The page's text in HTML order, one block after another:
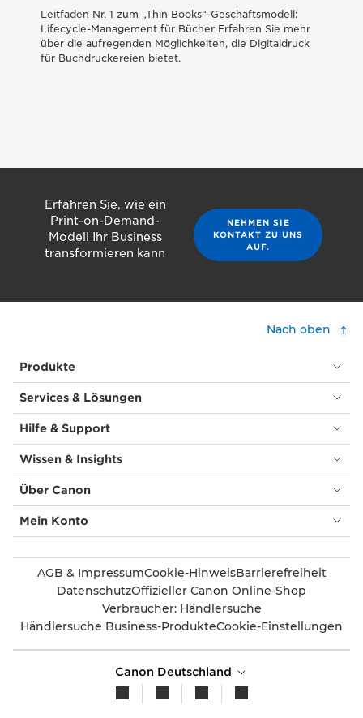
Leitfaden Nr. 1 zum „Thin Books“-Geschäftsmodell:
Lifecycle-Management für Bücher Erfahren Sie mehr
über die aufregenden Möglichkeiten, die Digitaldruck
für Buchdruckereien bietet.
Erfahren Sie, wie ein
Print-on-Demand-
Modell Ihr Business
transformieren kann
NEHMEN SIE
KONTAKT ZU UNS
AUF.
Nach oben
Produkte
Services & Lösungen
Hilfe & Support
Wissen & Insights
Über Canon
Mein Konto
AGB & ImpressumCookie-HinweisBarrierefreiheit
DatenschutzOffizieller Canon Online-Shop
Verbraucher: Händlersuche
Händlersuche Business-ProdukteCookie-Einstellungen
Canon Deutschland